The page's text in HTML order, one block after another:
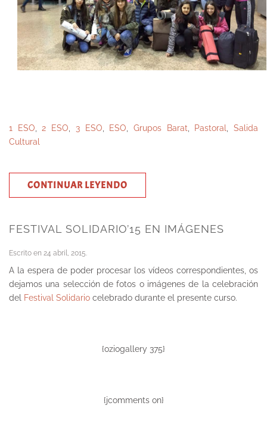
1 ESO,2 ESO, 3 ESO, ESO, Grupos Barat, Pastoral,Salida
Cultural
CONTINUAR LEYENDO
FESTIVAL SOLIDARIO’15 EN IMÁGENES
Escrito en 24 abril, 2015.
A la espera de poder procesar los vídeos correspondientes, os
dejamos una selección de fotos o imágenes de la celebración
del Festival Solidario celebrado durante el presente curso.
{oziogallery 375}
{jcomments on}